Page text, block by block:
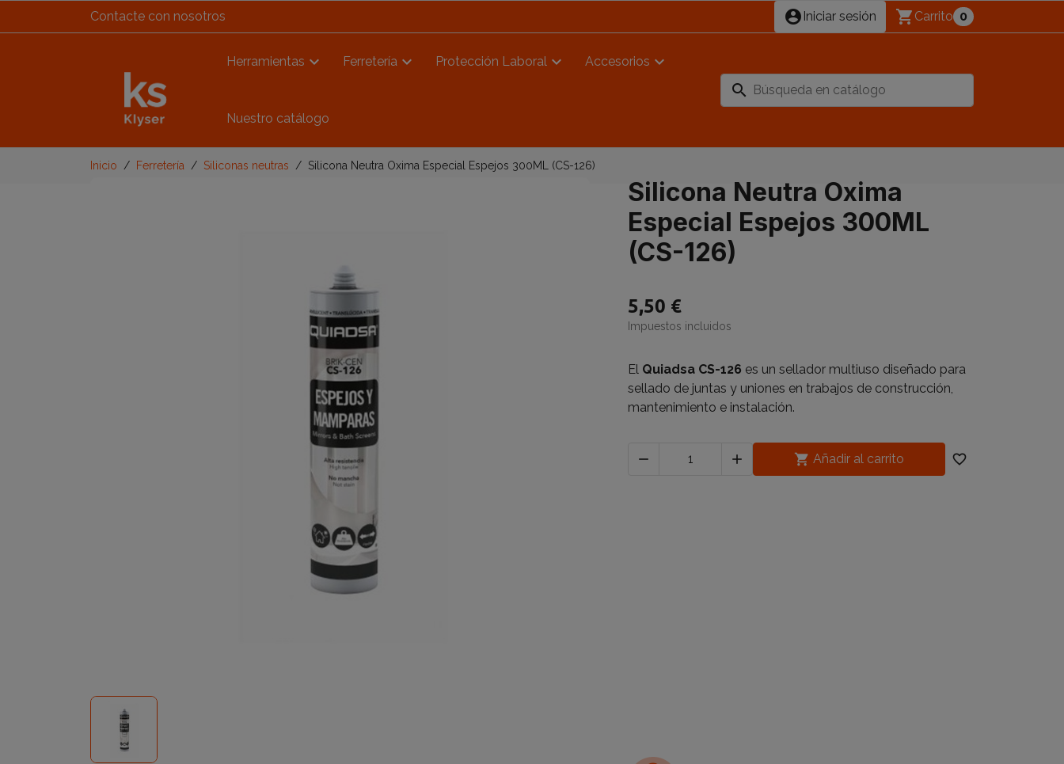
Contacte con nosotros account_circle Iniciar sesión shopping_cart Carrito 0
Herramientas Ferretería Protección Laboral Accesorios
Nuestro catálogo
search
Inicio Ferretería Siliconas neutras Silicona Neutra Oxima Especial Espejos 300ML (CS-126)
Silicona Neutra Oxima
Especial Espejos 300ML
(CS-126)
5,50 €
Impuestos incluidos
El Quiadsa CS-126 es un sellador multiuso diseñado para
sellado de juntas y uniones en trabajos de construcción,
mantenimiento e instalación.
   Añadir al carrito favorite_border